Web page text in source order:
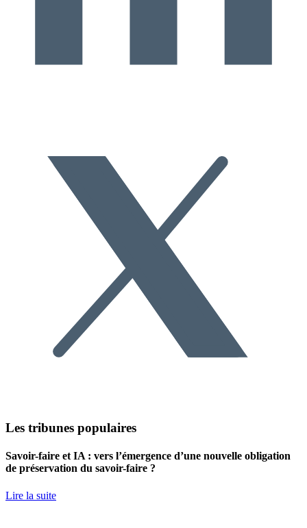
Les tribunes populaires
Savoir-faire et IA : vers l’émergence d’une nouvelle obligation
de préservation du savoir-faire ?
Lire la suite